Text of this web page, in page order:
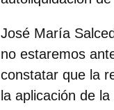
José María
no estaremos
constatar que la
la aplicación de